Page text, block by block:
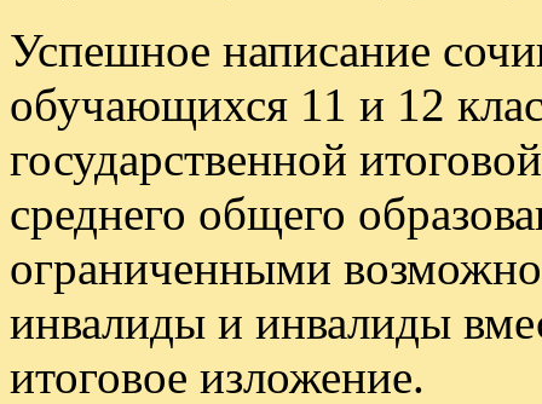
Успешное написание
обучающихся 11 и 12
государственной
среднего общего
ограниченными
инвалиды и инвалиды
итоговое изложение.